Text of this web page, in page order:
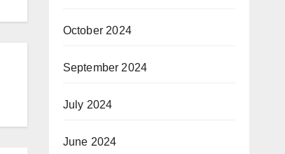
October 2024
September 2024
July 2024
June 2024